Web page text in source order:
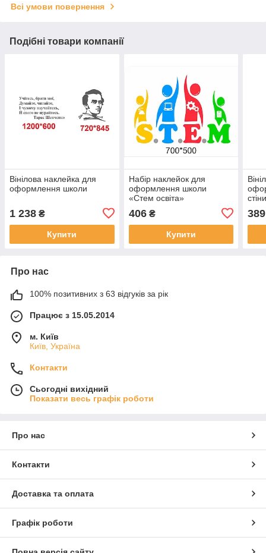
Всі умови повернення
Подібні товари компанії
Вінілова наклейка для
оформлення школи
1 238 ₴
Купити
Набір наклейок для
оформлення школи
«Стем освіта»
406₴
Купити
389
Про нас
100% позитивних з 63 відгуків за рік
Працює з 15.05.2014
м. Київ
Київ, Україна
Контакти
Сьогодні вихідний
Показати весь графік роботи
Про нас
Контакти
Доставка та оплата
Графік роботи